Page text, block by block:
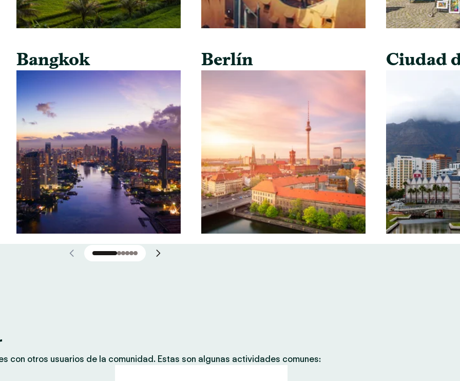
Bangkok Berlín Ciudad
con otros usuarios de la comunidad. Estas son algunas actividades comunes: